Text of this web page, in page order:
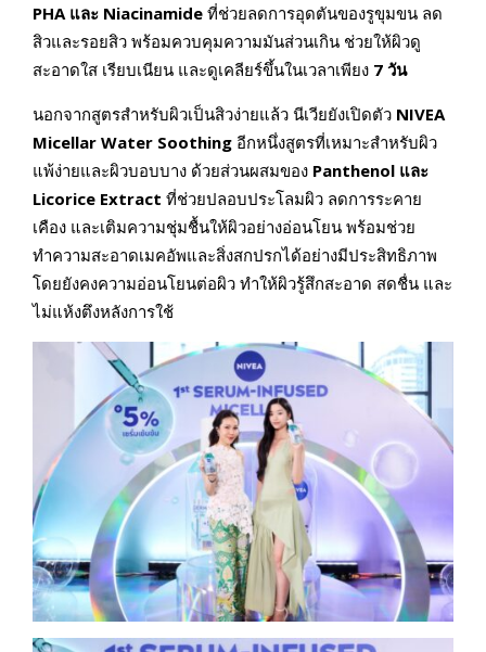
PHA และ Niacinamide ที่ช่วยลดการอุดตันของรูขุมขน ลด
สิวและรอยสิว พร้อมควบคุมความมันส่วนเกิน ช่วยให้ผิวดู
สะอาดใส เรียบเนียน และดูเคลียร์ขึ้นในเวลาเพียง 7 วัน
นอกจากสูตรสำหรับผิวเป็นสิวง่ายแล้ว นีเวียยังเปิดตัว NIVEA
Micellar Water Soothing อีกหนึ่งสูตรที่เหมาะสำหรับผิว
แพ้ง่ายและผิวบอบบาง ด้วยส่วนผสมของ Panthenol และ
Licorice Extract ที่ช่วยปลอบประโลมผิว ลดการระคาย
เคือง และเติมความชุ่มชื้นให้ผิวอย่างอ่อนโยน พร้อมช่วย
ทำความสะอาดเมคอัพและสิ่งสกปรกได้อย่างมีประสิทธิภาพ
โดยยังคงความอ่อนโยนต่อผิว ทำให้ผิวรู้สึกสะอาด สดชื่น และ
ไม่แห้งตึงหลังการใช้